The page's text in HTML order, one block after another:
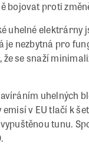
bojovat proti
uhelné elektrárny
nezbytná pro
se snaží
uhelných
v EU tlačí k
tunu.